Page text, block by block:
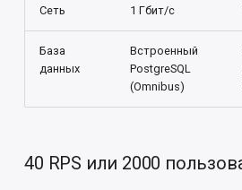
доступность)
Большие
монорепозитории
Команды CLI
Интеграционный API
Сеть 1 Гбит/с
База
данных
Встроенный
PostgreSQL
(Omnibus)
40 RPS или 2000